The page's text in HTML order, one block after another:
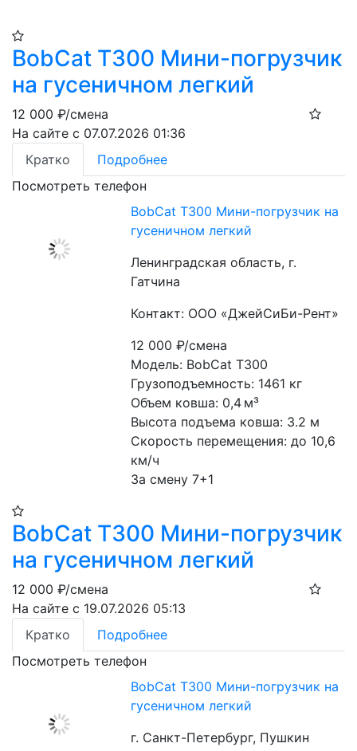
BobCat T300 Мини-погрузчик
на гусеничном легкий
12 000 ₽/смена
На сайте с 07.07.2026 01:36
Кратко
Подробнее
Посмотреть телефон
BobCat T300 Мини-погрузчик на
гусеничном легкий
Ленинградская область, г.
Гатчина
Контакт: ООО «ДжейСиБи-Рент»
12 000₽/смена
Модель: BobCat T300
Грузоподъемность: 1461 кг
Объем ковша: 0,4 м³
Высота подъема ковша: 3.2 м
Скорость перемещения: до 10,6
км/ч
За смену 7+1
BobCat T300 Мини-погрузчик
на гусеничном легкий
12 000 ₽/смена
На сайте с 19.07.2026 05:13
Кратко
Подробнее
Посмотреть телефон
BobCat T300 Мини-погрузчик на
гусеничном легкий
г. Санкт-Петербург, Пушкин